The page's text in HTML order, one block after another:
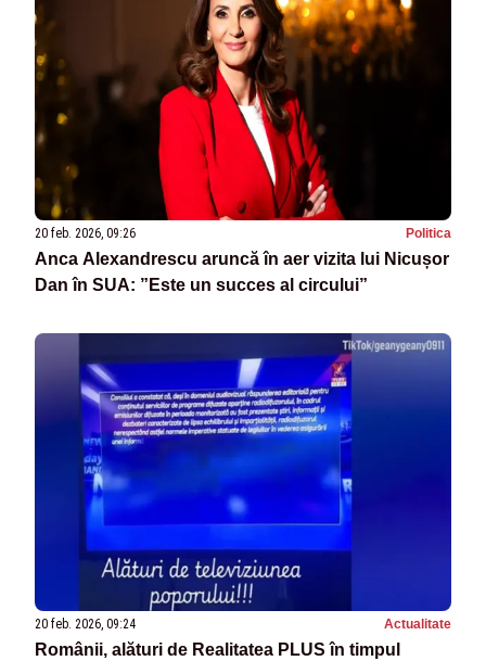
20 feb. 2026, 09:26 Politica
Anca Alexandrescu aruncă în aer vizita lui Nicușor
Dan în SUA: ”Este un succes al circului”
20 feb. 2026, 09:24 Actualitate
Românii, alături de Realitatea PLUS în timpul